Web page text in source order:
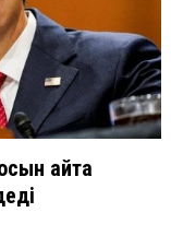
қайта